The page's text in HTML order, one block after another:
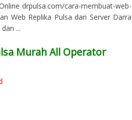
drpulsa.com/cara-membuat-web-
Web Replika Pulsa dari Server Darra
...
Murah All Operator